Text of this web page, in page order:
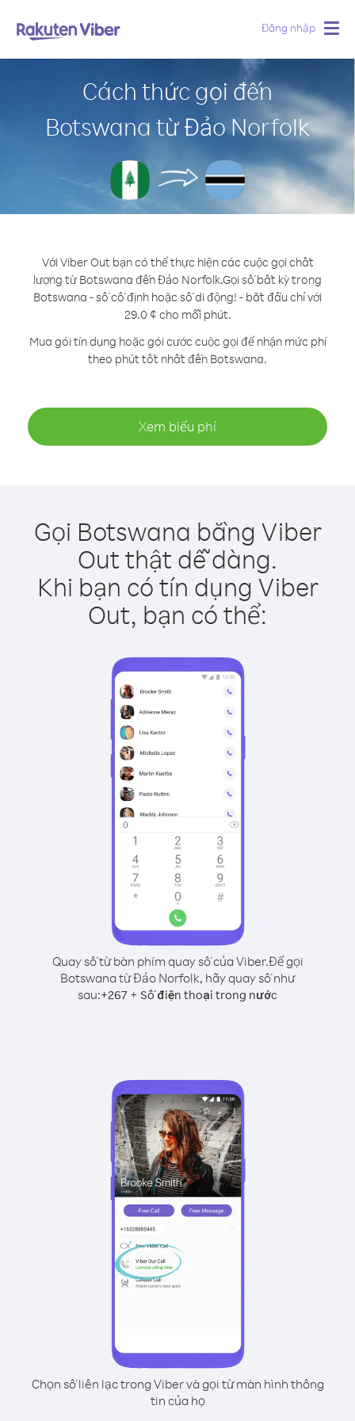
Đăng nhập
Cách thức gọi đến
Botswana từ Đảo Norfolk
Với Viber Out bạn có thể thực hiện các cuộc gọi chất
lượng từ Botswana đến Đảo Norfolk.Gọi số bất kỳ trong
Botswana - số cố định hoặc số di động! - bắt đầu chỉ với
29.0 ¢ cho mỗi phút.
Mua gói tín dụng hoặc gói cước cuộc gọi để nhận mức phí
theo phút tốt nhất đến Botswana.
Xem biểu phí
Gọi Botswana bằng Viber
Out thật dễ dàng.
Khi bạn có tín dụng Viber
Out, bạn có thể:
Quay số từ bàn phím quay số của Viber.Để gọi
Botswana từ Đảo Norfolk, hãy quay số như
sau:+267 + Số điện thoại trong nước
Chọn số liên lạc trong Viber và gọi từ màn hình thông
tin của họ